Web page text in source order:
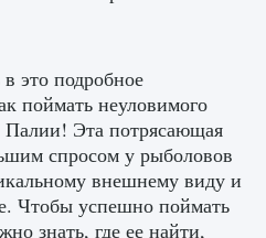
это подробное
поймать неуловимого
Палии! Эта потрясающая
спросом у рыболовов
внешнему виду и
Чтобы успешно поймать
знать, где ее найти,